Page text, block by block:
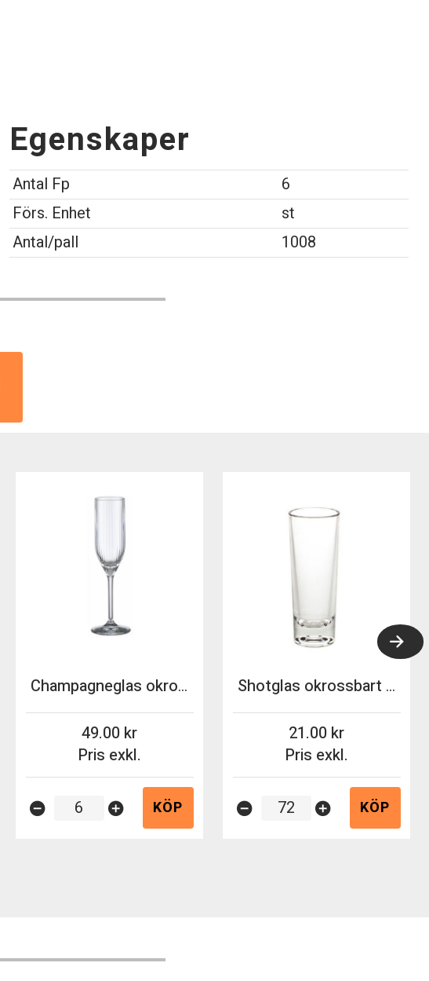
Egenskaper
Antal Fp
6
Förs. Enhet
st
Antal/pall
1008
Champagneglas okrossbart tritan Stripe 18cl
Pris exkl.
49.00
remove_circle add_circle KÖP
Shotglas okrossbart tritan Palma 6cl
Pris exkl.
21.00
remove_circle add_circle KÖP